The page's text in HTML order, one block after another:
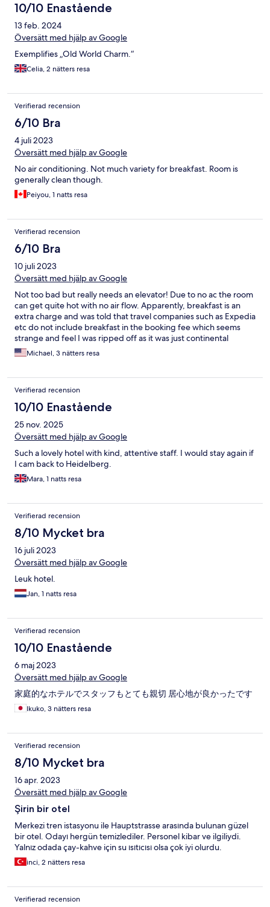
10/10 Enastående
13 feb. 2024
Översätt med hjälp av Google
Exemplifies „Old World Charm.“
Celia, 2 nätters resa
Verifierad recension
6/10 Bra
4 juli 2023
Översätt med hjälp av Google
No air conditioning. Not much variety for breakfast. Room is
generally clean though.
Peiyou, 1 natts resa
Verifierad recension
6/10 Bra
10 juli 2023
Översätt med hjälp av Google
Not too bad but really needs an elevator! Due to no ac the room
can get quite hot with no air flow. Apparently, breakfast is an
extra charge and was told that travel companies such as Expedia
etc do not include breakfast in the booking fee which seems
strange and feel I was ripped off as it was just continental
breakfast and no cooked foods!
Michael, 3 nätters resa
Verifierad recension
10/10 Enastående
25 nov. 2025
Översätt med hjälp av Google
Such a lovely hotel with kind, attentive staff. I would stay again if
I cam back to Heidelberg.
Mara, 1 natts resa
Verifierad recension
8/10 Mycket bra
16 juli 2023
Översätt med hjälp av Google
Leuk hotel.
Jan, 1 natts resa
Verifierad recension
10/10 Enastående
6 maj 2023
Översätt med hjälp av Google
家庭的なホテルでスタッフもとても親切 居心地が良かったです
Ikuko, 3 nätters resa
Verifierad recension
8/10 Mycket bra
16 apr. 2023
Översätt med hjälp av Google
Şirin bir otel
Merkezi tren istasyonu ile Hauptstrasse arasında bulunan güzel
bir otel. Odayı hergün temizlediler. Personel kibar ve ilgiliydi.
Yalnız odada çay-kahve için su ısıtıcısı olsa çok iyi olurdu.
inci, 2 nätters resa
Verifierad recension